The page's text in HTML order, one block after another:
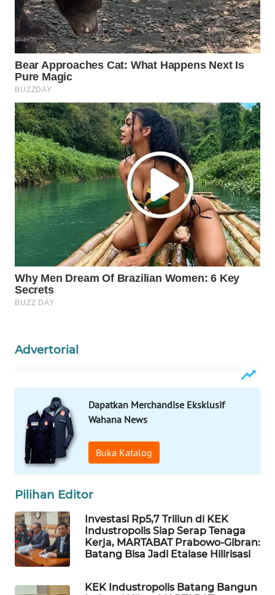
Advertorial
Dapatkan Merchandise Eksklusif
Wahana News
Buka Katalog
Pilihan Editor
Investasi Rp5,7 Triliun di KEK
Industropolis Siap Serap Tenaga
Kerja, MARTABAT Prabowo-Gibran:
Batang Bisa Jadi Etalase Hilirisasi
KEK Industropolis Batang Bangun
TV
WAHANANEWS
ID
WAHANANEWS
WAHANANEWS
NET
WAHANA
SPORT
WAHANA
UMKM
WAHANA
SELEB
WAHANA
WAHANA
HEALTH
WAHANA
DESA
WISATA
WAHANA
Wahana
Network